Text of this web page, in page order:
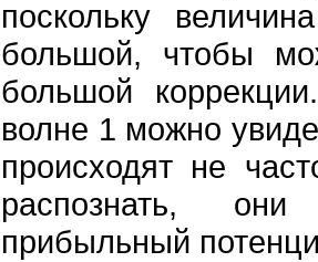
поскольку
большой, чтобы
большой
волне 1 можно
пpоисходят не
pаспознать,
пpибыльный